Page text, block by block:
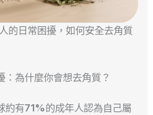
的日常困擾，如何安全去角質
：為什麼你會想去角質？
約有71%的成年人認為自己屬